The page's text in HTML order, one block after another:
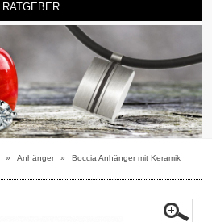
RATGEBER
» Anhänger »
Boccia Anhänger mit Keramik